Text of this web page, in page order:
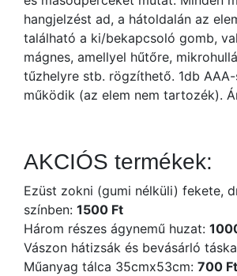
hangjelzést ad, a hátoldalán az
található a ki/bekapcsoló gomb,
mágnes, amellyel hűtőre,
tűzhelyre stb. rögzíthető. 1db AAA-
működik (az elem nem tartozék).
AKCIÓS termékek:
Ezüst zokni (gumi nélküli) fekete,
színben: 1500 Ft
Három részes ágynemű huzat:
Vászon hátizsák és bevásárló
Műanyag tálca 35cmx53cm: 700